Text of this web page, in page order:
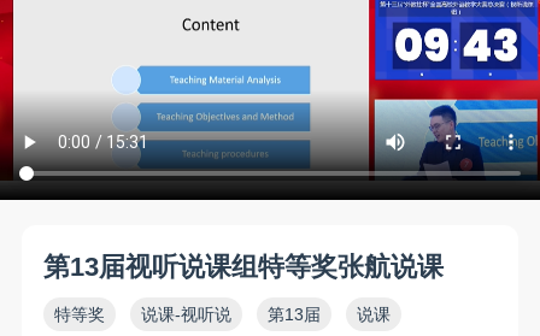
第13届视听说课组特等奖张航说课
特等奖 说课-视听说 第13届 说课